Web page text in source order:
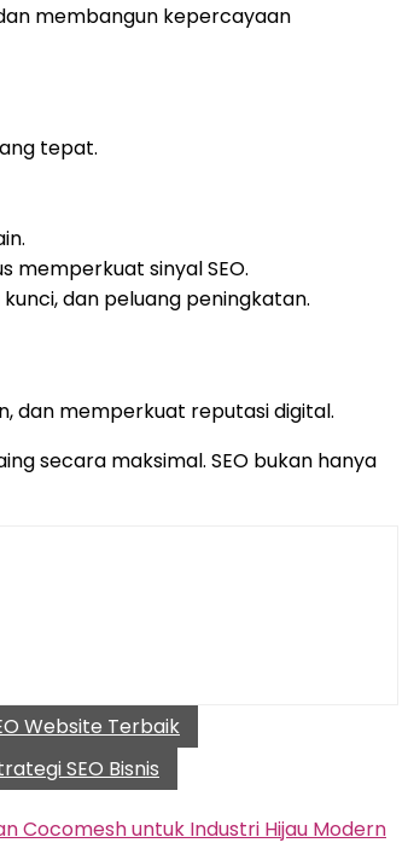
membangun kepercayaan
tepat.
memperkuat sinyal SEO.
dan peluang peningkatan.
dan memperkuat reputasi digital.
secara maksimal. SEO bukan hanya
Website Terbaik
SEO Bisnis
Cocomesh untuk Industri Hijau Modern